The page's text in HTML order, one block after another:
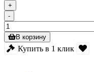
+
-
В корзину
Купить в 1 клик